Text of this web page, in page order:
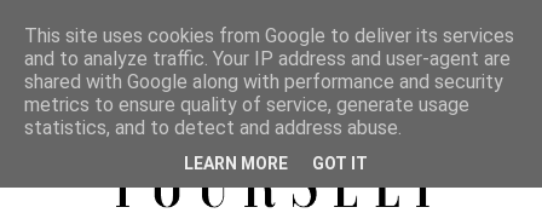
This site uses cookies from Google to deliver its services
and to analyze traffic. Your IP address and user-agent are
shared with Google along with performance and security
metrics to ensure quality of service, generate usage
statistics, and to detect and address abuse.
LEARN MORE GOT IT